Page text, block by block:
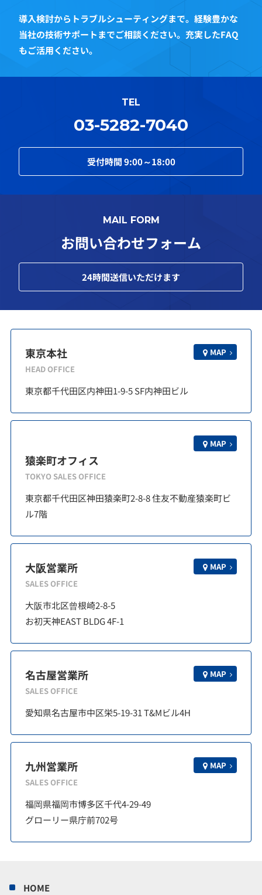
導入検討からトラブルシューティングまで。経験豊かな
当社の技術サポートまでご相談ください。充実したFAQ
もご活用ください。
TEL
03-5282-7040
受付時間9:00～18:00
MAIL FORM
お問い合わせフォーム
24時間送信いただけます
東京本社
HEAD OFFICE
MAP
東京都千代田区内神田1-9-5 SF内神田ビル
猿楽町オフィス
TOKYO SALES OFFICE
MAP
東京都千代田区神田猿楽町2-8-8 住友不動産猿楽町ビ
ル7階
大阪営業所
SALES OFFICE
MAP
大阪市北区曾根崎2-8-5
お初天神EAST BLDG 4F-1
名古屋営業所
SALES OFFICE
MAP
愛知県名古屋市中区栄5-19-31 T&Mビル4H
九州営業所
SALES OFFICE
MAP
福岡県福岡市博多区千代4-29-49
グローリー県庁前702号
HOME